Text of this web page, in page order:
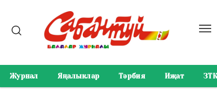
Журнал Яңалыклар Тәрбия Иҗат ЗТК